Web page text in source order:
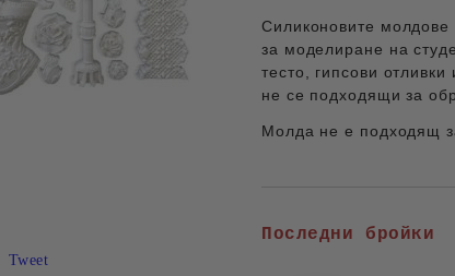
Силиконовите
за моделиране на
тесто, гипсови
не се подходящи за
Молда не е подходящ
Последни бройки
Tweet